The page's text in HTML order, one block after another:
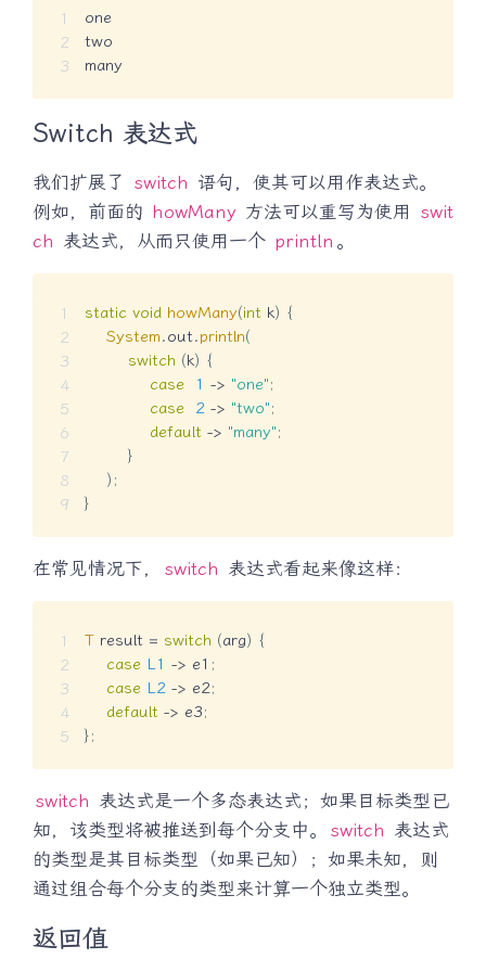
one
two
many
Switch 表达式
我们扩展了 switch 语句，使其可以用作表达式。
例如，前面的 howMany 方法可以重写为使用 swit
ch 表达式，从而只使用一个 println 。
static void howMany(int k) {
System.out.println(
switch (k) {
case
1 -> "one";
case
2 -> "two";
default -> "many";
}
) ;
}
在常见情况下， switch 表达式看起来像这样：
T result = switch (arg) {
case L1 -> e1 ;
case L2 -> e2;
default -> e3;
};
switch 表达式是一个多态表达式；如果目标类型已
知，该类型将被推送到每个分支中。
switch 表达式
的类型是其目标类型（如果已知）；如果未知，则
通过组合每个分支的类型来计算一个独立类型。
返回值